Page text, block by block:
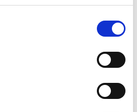
och tåg här
som vill åka från dörr till
resa till en plats där vanliga
i förväg och hämtar dig på en
taxi. Närtrafiken passar både